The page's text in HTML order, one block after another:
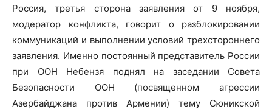
Россия, третья сторона заявления от 9 ноября,
модератор конфликта, говорит о разблокировании
коммуникаций и выполнении условий трехстороннего
заявления. Именно постоянный представитель России
при ООН Небензя поднял на заседании Совета
Безопасности ООН (посвященном агрессии
Азербайджана против Армении) тему Сюникской